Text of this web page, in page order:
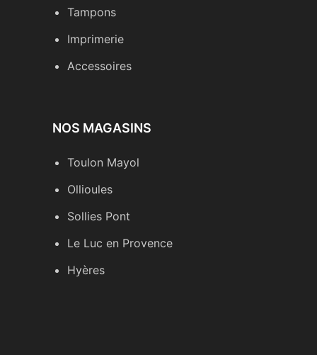
Tampons
Imprimerie
Accessoires
NOS MAGASINS
Toulon Mayol
Ollioules
Sollies Pont
Le Luc en Provence
Hyères